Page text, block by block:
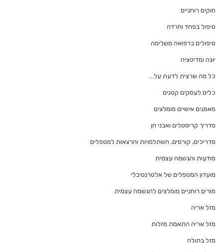
חוקים רוחניים
טיפול בפחד וחרדה
טיפולים ברפואה משלימה
יוגה ומדיטציה
כל מה שרצית לדעת על…
כלים לעסקים קטנים
מאמנים אישיים מומלצים
מדריך קריסטלים ואבני חן
מדריכים, קורסים, השתלמויות והרצאות למטפלים
מודעות והגשמה עצמית
מועדון המטפלים של אלטרנטיבלי
מורים רוחניים מומלצים להגשמה עצמית
מזל אריה
מזל אריה התאמת מזלות
מזל בתולה